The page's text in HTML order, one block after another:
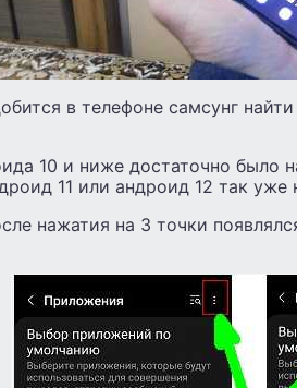
в телефоне самсунг
10 и ниже достаточно было
11 или андроид 12 так уже
нажатия на 3 точки